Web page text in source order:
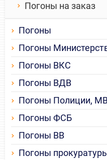
Погоны на заказ
Погоны
Погоны
Погоны ВКС
Погоны ВДВ
Погоны Полиции,
Погоны ФСБ
Погоны ВВ
Погоны